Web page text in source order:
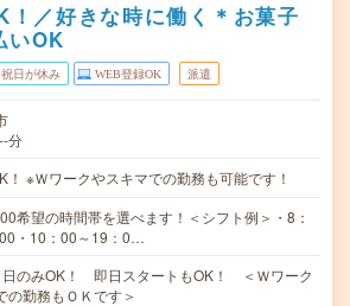
！／好きな時に働く＊お菓子
いOK
祝日が休み WEB登録OK 派遣
分
！ ※Ｗワークやスキマでの勤務も可能です！
希望の時間帯を選べます！＜シフト例＞・8：
・10：00～19：0…
日のみOK！ 即日スタートもOK！ ＜Ｗワーク
の勤務もＯＫです＞